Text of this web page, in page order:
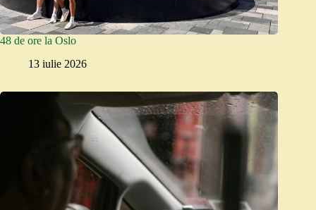
48 de ore la Oslo
13 iulie 2026